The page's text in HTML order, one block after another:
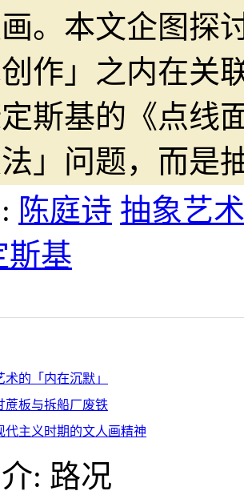
。本文企图探
作」之内在关
斯基的《点线
」问题，而是
陈庭诗 抽象艺术
斯基
的「内在沉默」
蔗板与拆船厂废铁
代主义时期的文人画精神
: 路况